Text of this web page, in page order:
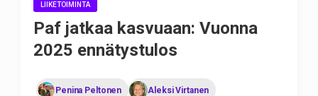
LIIKETOIMINTA
Paf jatkaa kasvuaan: Vuonna
2025 ennätystulos
Penina Peltonen Aleksi Virtanen